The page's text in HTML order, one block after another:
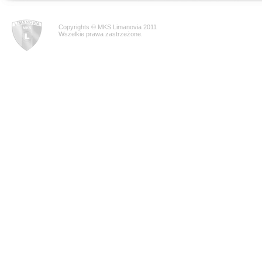
Copyrights © MKS Limanovia 2011
Wszelkie prawa zastrzeżone.